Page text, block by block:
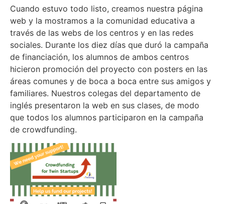
Cuando estuvo todo listo, creamos nuestra página
web y la mostramos a la comunidad educativa a
través de las webs de los centros y en las redes
sociales. Durante los diez días que duró la campaña
de financiación, los alumnos de ambos centros
hicieron promoción del proyecto con posters en las
áreas comunes y de boca a boca entre sus amigos y
familiares. Nuestros colegas del departamento de
inglés presentaron la web en sus clases, de modo
que todos los alumnos participaron en la campaña
de crowdfunding.